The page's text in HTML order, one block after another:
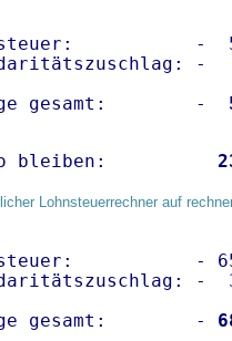
-
-
gesamt:        -
bleiben:
Lohnsteuerrechner auf
-
-
gesamt:        -